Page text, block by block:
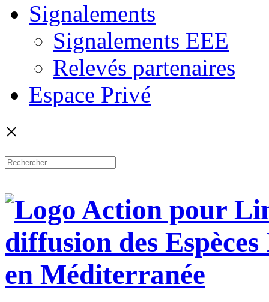
Signalements
Signalements EEE
Relevés partenaires
Espace Privé
×